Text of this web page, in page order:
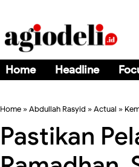
Home Headline
Home »Abdullah Rasyid »Actual »
Pastikan